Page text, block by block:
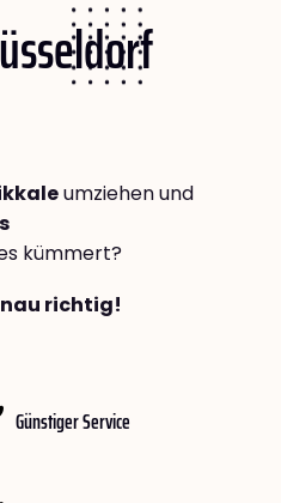
umziehen und
kümmert?
richtig!
Günstiger Service